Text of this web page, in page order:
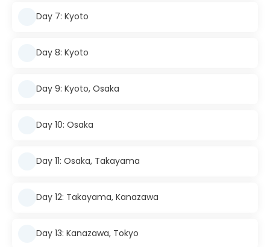
Day 7: Kyoto
Day 8: Kyoto
Day 9: Kyoto, Osaka
Day 10: Osaka
Day 11: Osaka, Takayama
Day 12: Takayama, Kanazawa
Day 13: Kanazawa, Tokyo